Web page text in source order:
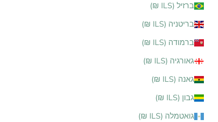
ברזיל (ILS ₪)
בריטניה (ILS ₪)
ברמודה (ILS ₪)
גאורגיה (ILS ₪)
גאנה (ILS ₪)
גבון (ILS ₪)
גואטמלה (ILS ₪)